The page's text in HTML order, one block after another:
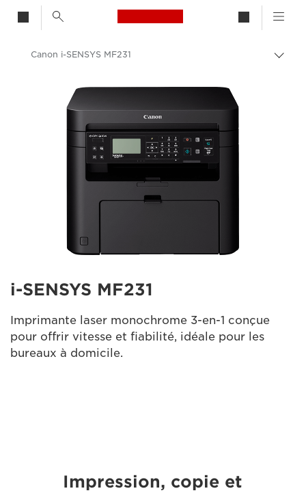
Canon Logo, back to
Canon i-SENSYS MF231
i-SENSYS MF231
Imprimante laser monochrome 3-en-1 conçue
pour offrir vitesse et fiabilité, idéale pour les
bureaux à domicile.
Impression, copie et